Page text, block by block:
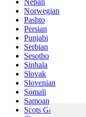
Nepali
Norwegian
Pashto
Persian
Punjabi
Serbian
Sesotho
Sinhala
Slovak
Slovenian
Somali
Samoan
Scots Gaelic